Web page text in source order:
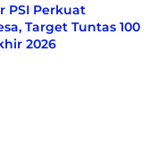
PSI Perkuat
Target Tuntas 100
2026